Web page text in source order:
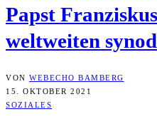
Papst
welt­wei­ten
VON WEBECHO BAMBERG
15. OKTOBER 2021
SOZIALES